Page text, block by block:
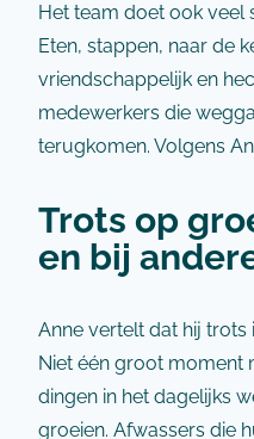
Het team doet ook veel
Eten, stappen, naar de
vriendschappelijk en
medewerkers die
terugkomen. Volgens
Trots op
en bij
Anne vertelt dat hij trots
Niet één groot moment
dingen in het dagelijks
groeien. Afwassers die